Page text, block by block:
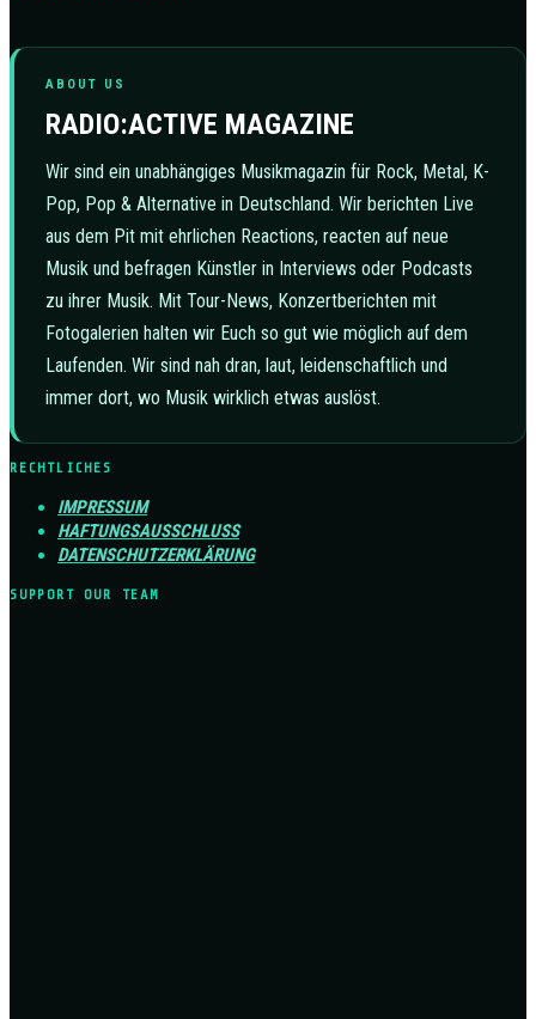
ABOUT US
RADIO:ACTIVE MAGAZINE
Wir sind ein unabhängiges Musikmagazin für Rock, Metal, K-
Pop, Pop & Alternative in Deutschland. Wir berichten Live
aus dem Pit mit ehrlichen Reactions, reacten auf neue
Musik und befragen Künstler in Interviews oder Podcasts
zu ihrer Musik. Mit Tour-News, Konzertberichten mit
Fotogalerien halten wir Euch so gut wie möglich auf dem
Laufenden. Wir sind nah dran, laut, leidenschaftlich und
immer dort, wo Musik wirklich etwas auslöst.
RECHTLICHES
IMPRESSUM
HAFTUNGSAUSSCHLUSS
DATENSCHUTZERKLÄRUNG
SUPPORT OUR TEAM